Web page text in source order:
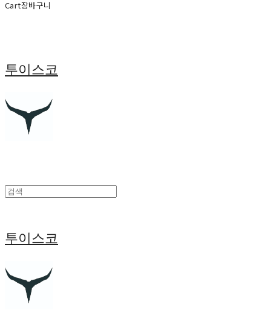
Cart장바구니
투이스코
투이스코